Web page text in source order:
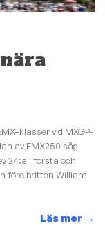
vid MXGP-
av EMX250 såg
24:a i första och
före britten William
Läs mer →